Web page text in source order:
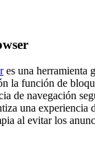
es una herramienta
la función de
de navegación
una experiencia
al evitar los